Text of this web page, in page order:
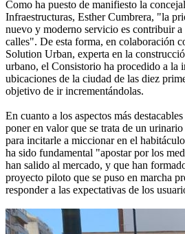
Como ha puesto de manifiesto la
Infraestructuras, Esther Cumbrera, "la
nuevo y moderno servicio es contribuir a
calles". De esta forma, en colaboración
Solution Urban, experta en la
urbano, el Consistorio ha procedido a la
ubicaciones de la ciudad de las diez
objetivo de ir incrementándolas.
En cuanto a los aspectos más
poner en valor que se trata de un
para incitarle a miccionar en el
ha sido fundamental "apostar por los
han salido al mercado, y que han
proyecto piloto que se puso en marcha
responder a las expectativas de los